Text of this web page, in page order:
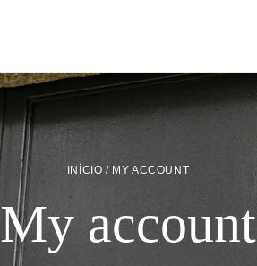
INÍCIO / MY ACCOUNT
My account